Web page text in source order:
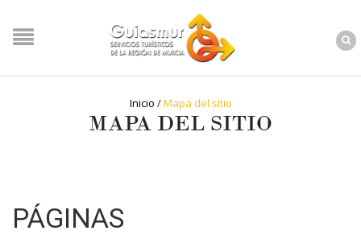
Inicio /Mapa del sitio
MAPA DEL SITIO
PÁGINAS